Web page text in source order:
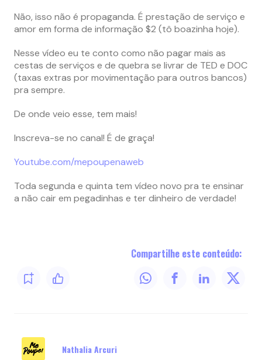
Não, isso não é propaganda. É prestação de serviço e
amor em forma de informação $2 (tô boazinha hoje).
Nesse vídeo eu te conto como não pagar mais as
cestas de serviços e de quebra se livrar de TED e DOC
(taxas extras por movimentação para outros bancos)
pra sempre.
De onde veio esse, tem mais!
Inscreva-se no canal! É de graça!
Youtube.com/mepoupenaweb
Toda segunda e quinta tem vídeo novo pra te ensinar
a não cair em pegadinhas e ter dinheiro de verdade!
Compartilhe este conteúdo:
Nathalia Arcuri